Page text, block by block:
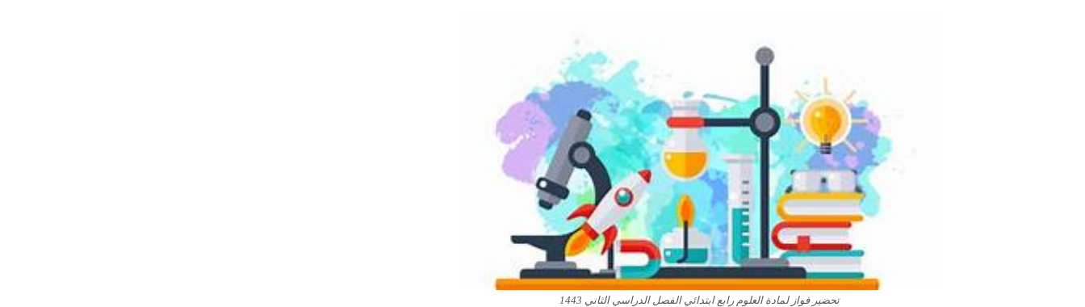
تحضير فواز لمادة العلوم رابع ابتدائي الفصل الدراسي الثاني 1443